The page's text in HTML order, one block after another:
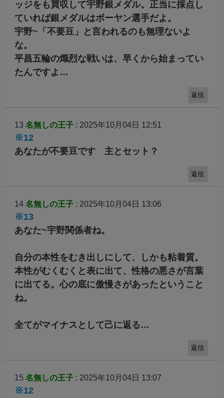
ッジをも買収して宇野銀メダル。正当に採点し
ていれば銀メダルはボーヤン選手だよ。
宇野~「不要豆」と言われるのも無理ないよ
な。
平昌五輪の熾烈な戦いは、早くから始まってい
たんですよ…
返信
13 名無しの王子: 2025年10月04日 12:51
※12
あなたが不要豆です 主とセット？
返信
14 名無しの王子: 2025年10月04日 13:06
※13
あなた~宇野関係者ね。
自分の本性をむき出しにして、しかも粘着質。
本性がむくむくと表に出て、性格の悪さが言葉
に出てる。心の底に傲慢さがあったということ
ね。
全てがマイナスとして己に返る…
返信
15 名無しの王子: 2025年10月04日 13:07
※12